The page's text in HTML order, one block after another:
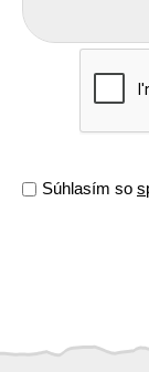
Súhlasím so